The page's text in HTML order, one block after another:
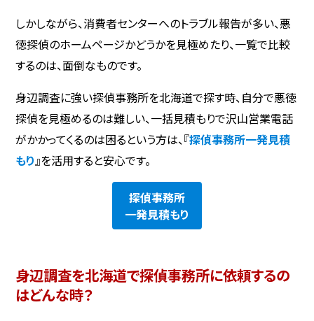
しかしながら、消費者センターへのトラブル報告が多い、悪
徳探偵のホームページかどうかを見極めたり、一覧で比較
するのは、面倒なものです。
身辺調査に強い探偵事務所を北海道で探す時、自分で悪徳
探偵を見極めるのは難しい、一括見積もりで沢山営業電話
がかかってくるのは困るという方は、『探偵事務所一発見積
もり 』を活用すると安心です。
探偵事務所
一発見積もり
身辺調査を北海道で探偵事務所に依頼するの
はどんな時？